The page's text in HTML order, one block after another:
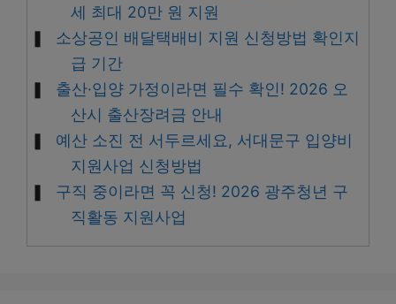
세 최대 20만 원 지원
소상공인 배달택배비 지원 신청방법 확인지
급 기간
출산·입양 가정이라면 필수 확인! 2026 오
산시 출산장려금 안내
예산 소진 전 서두르세요, 서대문구 입양비
지원사업 신청방법
구직 중이라면 꼭 신청! 2026 광주청년 구
직활동 지원사업